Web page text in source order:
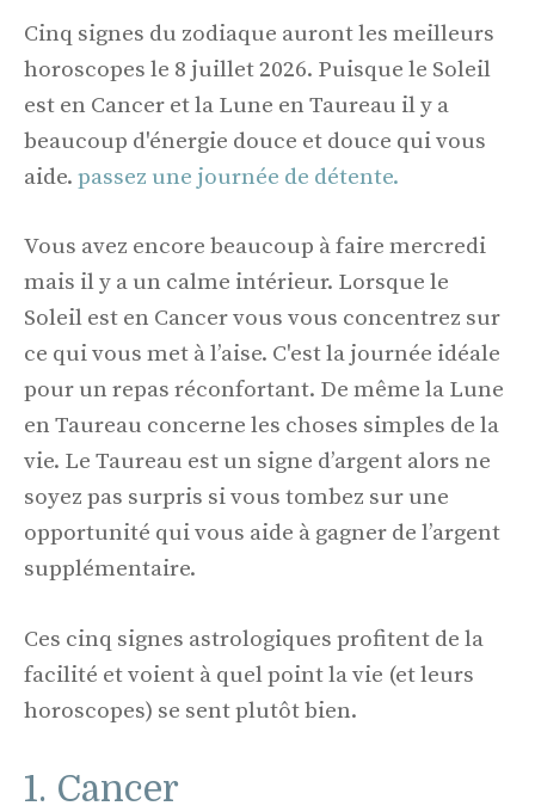
Cinq signes du zodiaque auront les meilleurs
horoscopes le 8 juillet 2026. Puisque le Soleil
est en Cancer et la Lune en Taureau il y a
beaucoup d'énergie douce et douce qui vous
aide. passez une journée de détente.
Vous avez encore beaucoup à faire mercredi
mais il y a un calme intérieur. Lorsque le
Soleil est en Cancer vous vous concentrez sur
ce qui vous met à l’aise. C'est la journée idéale
pour un repas réconfortant. De même la Lune
en Taureau concerne les choses simples de la
vie. Le Taureau est un signe d’argent alors ne
soyez pas surpris si vous tombez sur une
opportunité qui vous aide à gagner de l’argent
supplémentaire.
Ces cinq signes astrologiques profitent de la
facilité et voient à quel point la vie (et leurs
horoscopes) se sent plutôt bien.
1. Cancer